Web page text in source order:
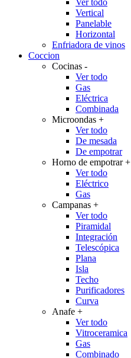
Ver todo
Vertical
Panelable
Horizontal
Enfriadora de vinos
Coccion
Cocinas -
Ver todo
Gas
Eléctrica
Combinada
Microondas +
Ver todo
De mesada
De empotrar
Horno de empotrar+
Ver todo
Eléctrico
Gas
Campanas +
Ver todo
Piramidal
Integración
Telescópica
Plana
Isla
Techo
Purificadores
Curva
Anafe +
Ver todo
Vitroceramica
Gas
Combinado